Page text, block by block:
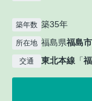
築年数 築35年
所在地 福島県福島市
交通 東北本線 「